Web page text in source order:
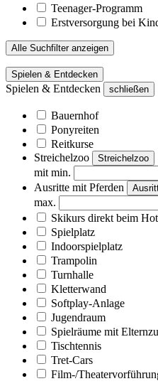
Teenager-Programm
Erstversorgung bei
Alle Suchfilter anzeigen
Spielen & Entdecken
Spielen & Entdecken schließen
Bauernhof
Ponyreiten
Reitkurse
Streichelzoo
Streichelzoo
mit min.
Ausritte mit Pferden
max.
Skikurs direkt beim
Spielplatz
Indoorspielplatz
Trampolin
Turnhalle
Kletterwand
Softplay-Anlage
Jugendraum
Spielräume mit
Tischtennis
Tret-Cars
Film-/